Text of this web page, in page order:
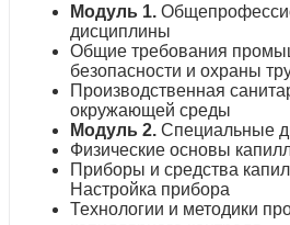
Модуль 1.
дисциплины
Общие требования
безопасности и охраны
Производственная
окружающей среды
Модуль 2. Специальные
Физические основы
Приборы и средства
Настройка прибора
Технологии и методики